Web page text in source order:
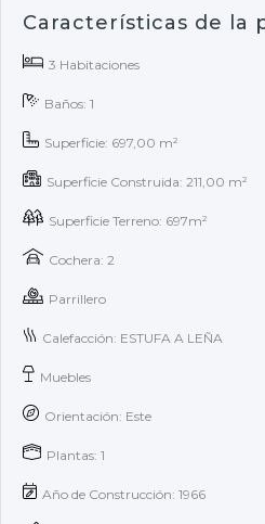
Características de la
3 Habitaciones
Baños: 1
Superficie: 697,00 m²
Superficie Construida: 211,00 m²
Superficie Terreno: 697m²
Cochera: 2
Parrillero
Calefacción: ESTUFA A LEÑA
Muebles
Orientación: Este
Plantas: 1
Año de Construcción: 1966